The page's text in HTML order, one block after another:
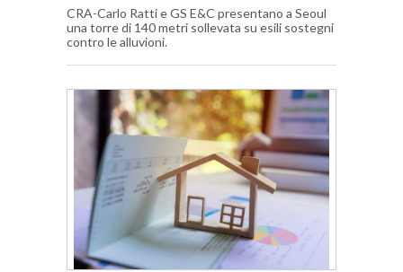
CRA-Carlo Ratti e GS E&C presentano a Seoul
una torre di 140 metri sollevata su esili sostegni
contro le alluvioni.